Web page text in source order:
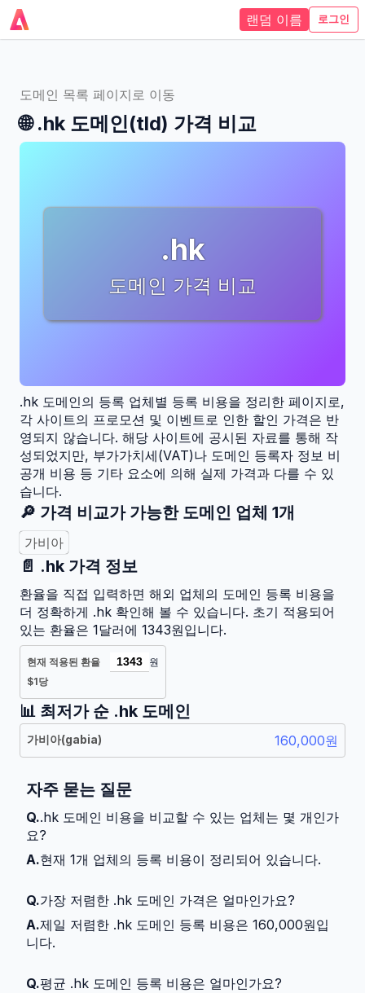
랜덤 이름 로그인
도메인 목록 페이지로 이동
🌐.hk도메인(tld) 가격 비교
.hk
도메인 가격 비교
.hk 도메인의 등록 업체별 등록 비용을 정리한 페이지로,
각 사이트의 프로모션 및 이벤트로 인한 할인 가격은 반
영되지 않습니다. 해당 사이트에 공시된 자료를 통해 작
성되었지만, 부가가치세(VAT)나 도메인 등록자 정보 비
공개 비용 등 기타 요소에 의해 실제 가격과 다를 수 있
습니다.
🔎 가격 비교가 가능한 도메인 업체 1개
가비아
📄 .hk 가격 정보
환율을 직접 입력하면 해외 업체의 도메인 등록 비용을
더 정확하게 .hk 확인해 볼 수 있습니다. 초기 적용되어
있는 환율은 1달러에 1343원입니다.
현재 적용된 환율
$1당
원
📊 최저가 순 .hk 도메인
가비아(gabia) 160,000원
자주 묻는 질문
Q..hk 도메인 비용을 비교할 수 있는 업체는 몇 개인가
요?
A.현재 1개 업체의 등록 비용이 정리되어 있습니다.
Q.가장 저렴한 .hk 도메인 가격은 얼마인가요?
A.제일 저렴한 .hk 도메인 등록 비용은 160,000원입
니다.
Q.평균 .hk 도메인 등록 비용은 얼마인가요?